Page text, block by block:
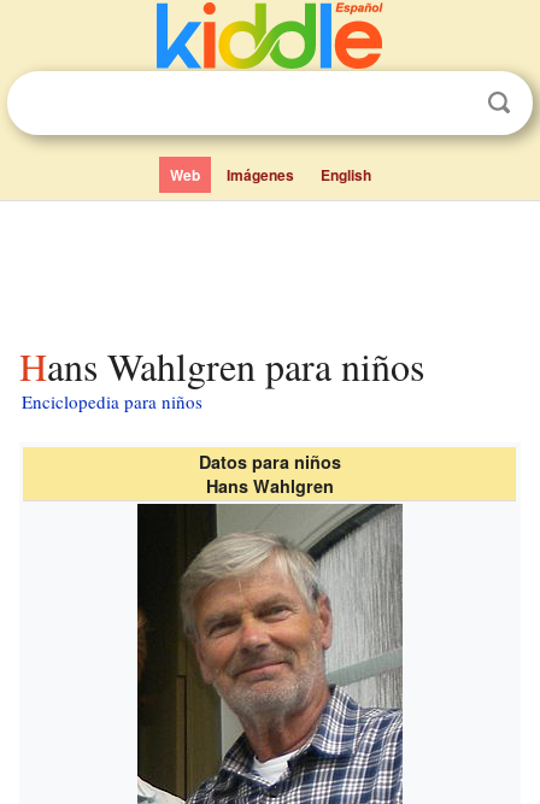
Web Imágenes English
Hans Wahlgren para niños
Enciclopedia para niños
Datos para niños
Hans Wahlgren